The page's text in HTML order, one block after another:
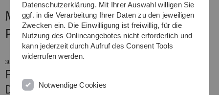
Meldung aus dem Institut für
Psychologie und Pädagogik
30. November 2022
Frau Dr. Nold erhielt den
Dissertationspreis der Clemens-
Datenschutzerklärung. Mit Ihrer Auswahl willigen Sie
ggf. in die Verarbeitung Ihrer Daten zu den jeweiligen
Zwecken ein. Die Einwilligung ist freiwillig, für die
Nutzung des Onlineangebotes nicht erforderlich und
kann jederzeit durch Aufruf des Consent Tools
widerrufen werden.
Notwendige Cookies